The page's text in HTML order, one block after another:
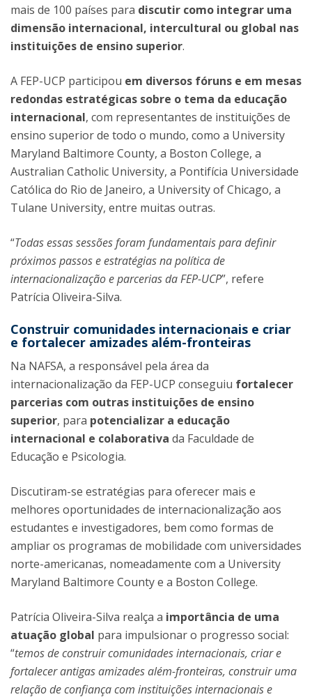
mais de 100 países para discutir como integrar uma
dimensão internacional, intercultural ou global nas
instituições de ensino superior.
A FEP-UCP participou em diversos fóruns e em mesas
redondas estratégicas sobre o tema da educação
internacional, com representantes de instituições de
ensino superior de todo o mundo, como a University
Maryland Baltimore County, a Boston College, a
Australian Catholic University, a Pontifícia Universidade
Católica do Rio de Janeiro, a University of Chicago, a
Tulane University, entre muitas outras.
“Todas essas sessões foram fundamentais para definir
próximos passos e estratégias na política de
internacionalização e parcerias da FEP-UCP”, refere
Patrícia Oliveira-Silva.
Construir comunidades internacionais e criar
e fortalecer amizades além-fronteiras
Na NAFSA, a responsável pela área da
internacionalização da FEP-UCP conseguiu fortalecer
parcerias com outras instituições de ensino
superior, para potencializar a educação
internacional e colaborativa da Faculdade de
Educação e Psicologia.
Discutiram-se estratégias para oferecer mais e
melhores oportunidades de internacionalização aos
estudantes e investigadores, bem como formas de
ampliar os programas de mobilidade com universidades
norte-americanas, nomeadamente com a University
Maryland Baltimore County e a Boston College.
Patrícia Oliveira-Silva realça a importância de uma
atuação global para impulsionar o progresso social:
“temos de construir comunidades internacionais, criar e
fortalecer antigas amizades além-fronteiras, construir uma
relação de confiança com instituições internacionais e